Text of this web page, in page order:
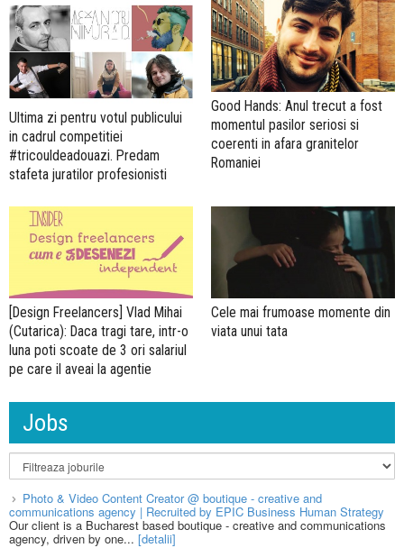
Ultima zi pentru votul publicului
in cadrul competitiei
#tricouldeadouazi. Predam
stafeta juratilor profesionisti
Good Hands: Anul trecut a fost
momentul pasilor seriosi si
coerenti in afara granitelor
Romaniei
[Design Freelancers] Vlad Mihai
(Cutarica): Daca tragi tare, intr-o
luna poti scoate de 3 ori salariul
pe care il aveai la agentie
Cele mai frumoase momente din
viata unui tata
Jobs
Photo & Video Content Creator @ boutique - creative and
communications agency | Recruited by EPIC Business Human Strategy
Our client is a Bucharest based boutique - creative and communications
agency, driven by one... [detalii]